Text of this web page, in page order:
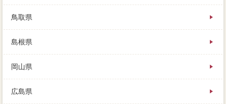
鳥取県
島根県
岡山県
広島県